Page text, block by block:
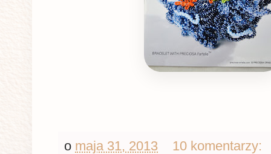
o maja 31, 2013
10 komentarzy: